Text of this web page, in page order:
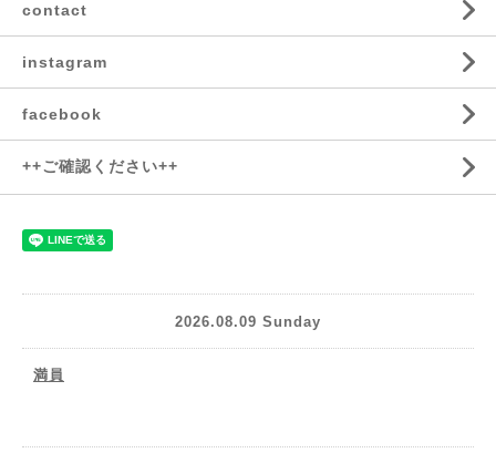
contact
instagram
facebook
++ご確認ください++
2026.08.09 Sunday
満員